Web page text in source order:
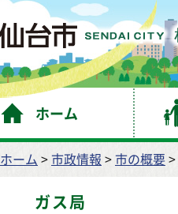
ホーム
ホーム >市政情報 >市の概要>
ガス局